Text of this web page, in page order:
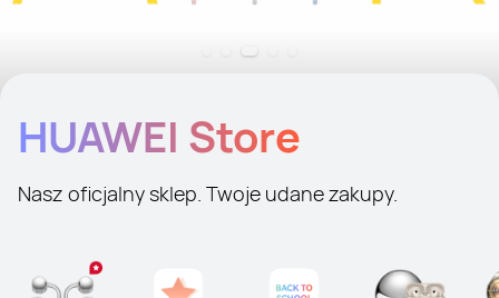
HUAWEI Store
Nasz oficjalny sklep. Twoje udane zakupy.